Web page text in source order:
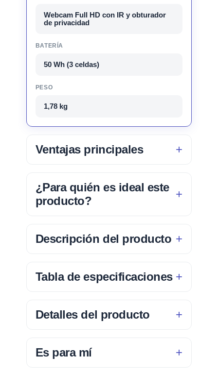
Webcam Full HD con IR y obturador
de privacidad
BATERÍA
50 Wh (3 celdas)
PESO
1,78 kg
Ventajas principales
¿Para quién es ideal este
producto?
Descripción del producto
Tabla de especificaciones
Detalles del producto
Es para mí